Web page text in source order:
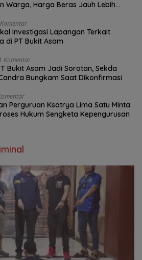
Warga, Harga Beras Jauh Lebih
Investigasi Lapangan Terkait
di PT Bukit Asam
1 Komentar
Bukit Asam Jadi Sorotan, Sekda
Bungkam Saat Dikonfirmasi
Perguruan Ksatrya Lima Satu Minta
Hukum Sengketa Kepengurusan